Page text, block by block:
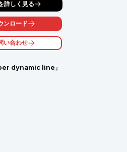
、焼結して磁石母材(直方体や円柱)
グ、瓦形状などの寸法に機械加工
ッキ)をして製品にします。
詳しく見る
ンロード
い合わせ
dynamic line』